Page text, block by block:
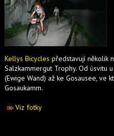
Kellys Bicycles představují několik
Salzkammergut Trophy. Od úsvitu
(Ewige Wand) až ke Gosausee, ve
Gosaukamm.
Viz fotky